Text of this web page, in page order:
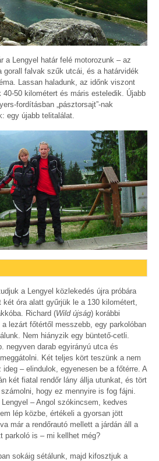
a Lengyel határ felé motorozunk – az
gorall falvak szűk utcái, és a határvidék
Lassan haladunk, az időnk viszont
50 kilométert és máris esteledik. Újabb
fordításban „pásztorsajt”-nak
egy újabb telitalálat.
a Lengyel közlekedés újra próbára
óra alatt gyűrjük le a 130 kilométert,
Richard (Wild újság) korábbi
lezárt főtértől messzebb, egy parkolóban
Nem hiányzik egy büntető-cetli.
negyven darab egyirányú utca és
Két teljes kört teszünk a nem
– elindulok, egyenesen be a főtérre. A
két fiatal rendőr lány állja utunkat, és tört
hogy ez mennyire is fog fájni.
– Angol szókincsem, kedves
lép közbe, értékeli a gyorsan jött
már a rendőrautó mellett a járdán áll a
parkoló is – mi kellhet még?
sokáig sétálunk, majd kifosztjuk a